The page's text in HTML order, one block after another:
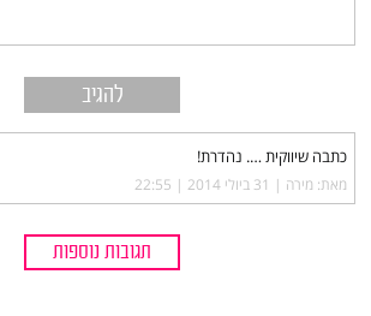
כתבה שיווקית …. נהדרת!
מאת: מירה |‏ 31 ביולי 2014 | 22:55
תגובות נוספות